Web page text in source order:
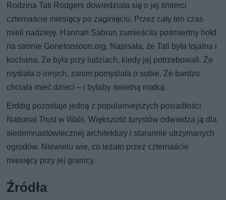
Rodzina Tati Rodgers dowiedziała się o jej śmierci
czternaście miesięcy po zaginięciu. Przez cały ten czas
mieli nadzieję. Hannah Sabrun zamieściła pośmiertny hołd
na stronie Gonetoosoon.org. Napisała, że Tati była lojalna i
kochana. Że była przy ludziach, kiedy jej potrzebowali. Że
myślała o innych, zanim pomyślała o sobie. Że bardzo
chciała mieć dzieci – i byłaby świetną matką.
Erddig pozostaje jedną z popularniejszych posiadłości
National Trust w Walii. Większość turystów odwiedza ją dla
siedemnastowiecznej architektury i starannie utrzymanych
ogrodów. Niewielu wie, co leżało przez czternaście
miesięcy przy jej granicy.
Źródła